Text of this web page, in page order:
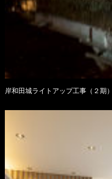
岸和田城ライトアップ工事（２期）